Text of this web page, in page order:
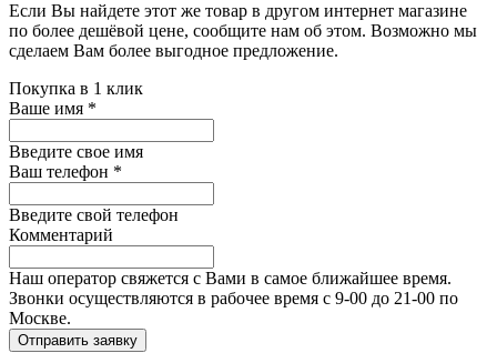
Если Вы найдете этот же товар в другом интернет магазине
по более дешёвой цене, сообщите нам об этом. Возможно мы
сделаем Вам более выгодное предложение.
Покупка в 1 клик
Ваше имя *
Введите свое имя
Ваш телефон *
Введите свой телефон
Комментарий
Наш оператор свяжется с Вами в самое ближайшее время.
Звонки осуществляются в рабочее время с 9-00 до 21-00 по
Москве.
Отправить заявку